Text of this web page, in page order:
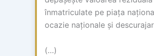
înmatriculate pe piața
ocazie naționale și
(…)